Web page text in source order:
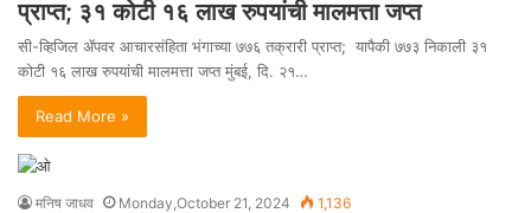
प्राप्त; ३१ कोटी १६ लाख रुपयांची मालमत्ता जप्त
सी-व्हिजिल ॲपवर आचारसंहिता भंगाच्या ७७६ तक्रारी प्राप्त; यापैकी ७७३ निकाली ३१
कोटी १६ लाख रुपयांची मालमत्ता जप्त मुंबई, दि. २१…
Read More »
मनिष जाधव Monday,October 21, 2024 1,136